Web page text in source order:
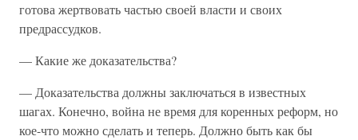
готова жертвовать частью своей власти и своих
предрассудков.
— Какие же доказательства?
— Доказательства должны заключаться в известных
шагах. Конечно, война не время для коренных реформ, но
кое-что можно сделать и теперь. Должно быть как бы